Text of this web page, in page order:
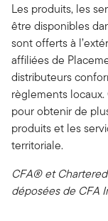
Les produits, les
être disponibles
sont offerts à
affiliées de
distributeurs
règlements
pour obtenir de
produits et les
territoriale.
CFA® et
déposées de CFA